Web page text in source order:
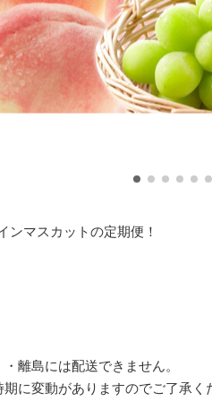
ンマスカットの定期便！
離島には配送できません。
に変動がありますのでご了承く